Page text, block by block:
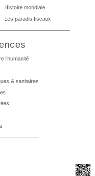
Histoire mondiale
Les paradis fiscaux
l’humanité
& sanitaires